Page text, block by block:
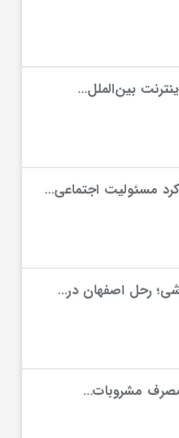
مسئولیت اجتماعی…
رحل اصفهان در…
مشروبات…